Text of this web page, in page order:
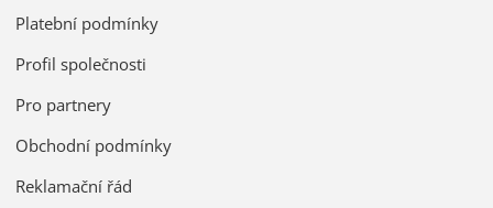
Platební podmínky
Profil společnosti
Pro partnery
Obchodní podmínky
Reklamační řád